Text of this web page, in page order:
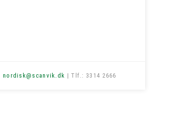
nordisk@scanvik.dk | Tlf.: 3314 2666